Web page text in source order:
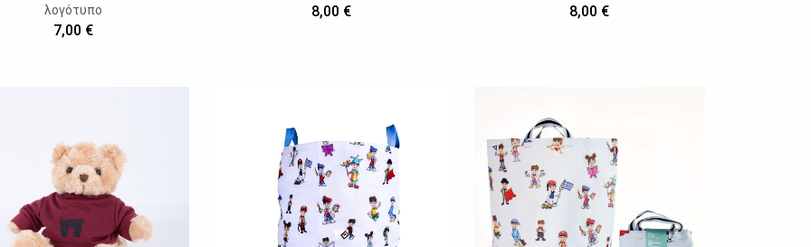
λογότυπο
7,00 €
8,00 € 8,00 €